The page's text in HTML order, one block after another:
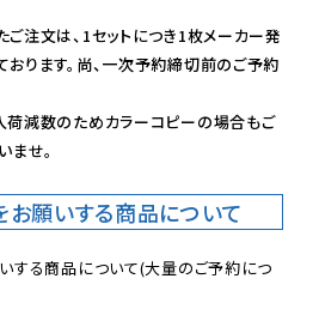
注文は、1セットにつき1枚メーカー発
ります。尚、一次予約締切前のご予約
荷減数のためカラーコピーの場合もご
ませ。
願いする商品について
する商品について(大量のご予約につ